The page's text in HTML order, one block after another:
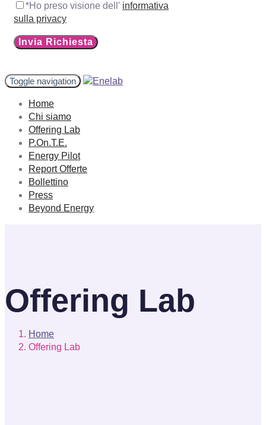
*Ho preso visione dell' informativa
sulla privacy
Toggle navigation
Home
Chi siamo
Offering Lab
P.On.T.E.
Energy Pilot
Report Offerte
Bollettino
Press
Beyond Energy
Offering Lab
Home
Offering Lab